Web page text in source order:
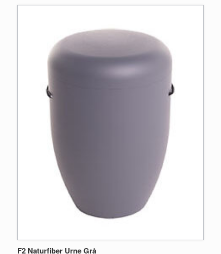
F2 Naturfiber Urne Grå